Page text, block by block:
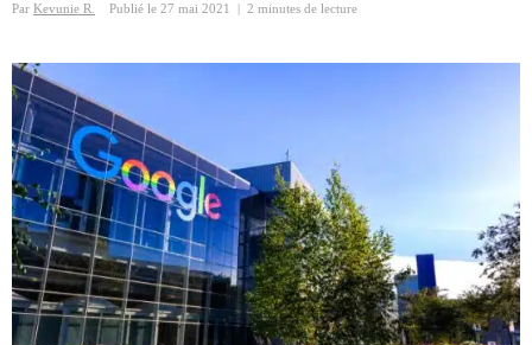
Par Kevunie R. Publié le 27 mai 2021 2 minutes de lecture